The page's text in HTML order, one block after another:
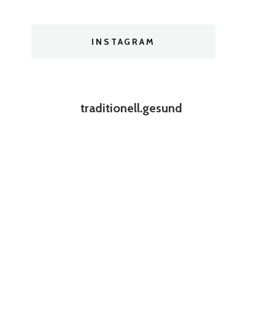
INSTAGRAM
traditionell.gesund